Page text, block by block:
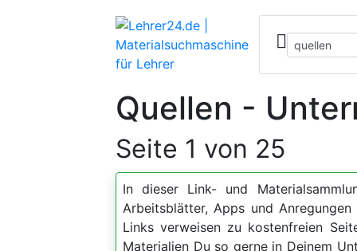
Quellen -
Seite 1 von 25
In dieser Link- und
Arbeitsblätter, Apps und
Links verweisen zu kostenfreien
Materialien Du so gerne in Deinem